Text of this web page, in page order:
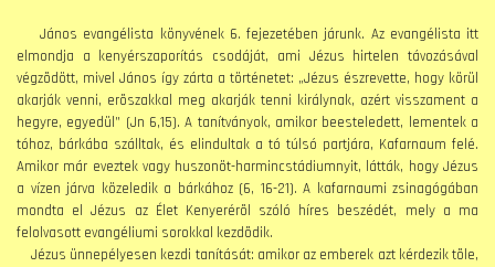
János evangélista könyvének 6. fejezetében járunk. Az evangélista itt
elmondja a kenyérszaporítás csodáját, ami Jézus hirtelen távozásával
végzõdött, mivel János így zárta a történetet: „Jézus észrevette, hogy körül
akarják venni, erõszakkal meg akarják tenni királynak, azért visszament a
hegyre, egyedül” (Jn 6,15). A tanítványok, amikor beesteledett, lementek a
tóhoz, bárkába szálltak, és elindultak a tó túlsó partjára, Kafarnaum felé.
Amikor már eveztek vagy huszonöt-harmincstádiumnyit, látták, hogy Jézus
a vízen járva közeledik a bárkához (6, 16-21). A kafarnaumi zsinagógában
mondta el Jézus az Élet Kenyerérõl szóló híres beszédét, mely a ma
felolvasott evangéliumi sorokkal kezdõdik.
Jézus ünnepélyesen kezdi tanítását: amikor az emberek azt kérdezik tõle,